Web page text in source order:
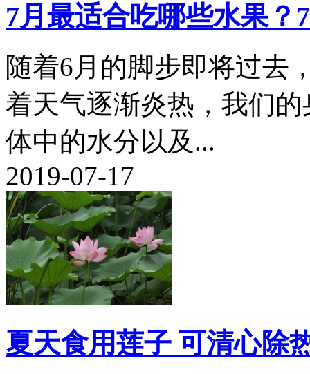
7月最适合吃哪些水果？
随着6月的脚步即将过去
着天气逐渐炎热，我们
体中的水分以及...
2019-07-17
夏天食用莲子 可清心除